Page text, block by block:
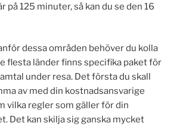
på 125 minuter, så kan du se den 16
dessa områden behöver du kolla
flesta länder finns specifika paket för
under resa. Det första du skall
av med din kostnadsansvarige
vilka regler som gäller för din
Det kan skilja sig ganska mycket